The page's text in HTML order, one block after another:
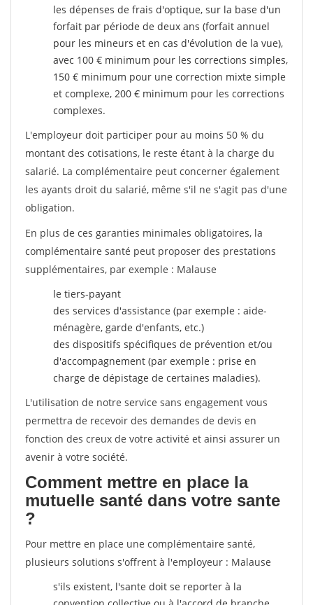
les dépenses de frais d'optique, sur la base d'un
forfait par période de deux ans (forfait annuel
pour les mineurs et en cas d'évolution de la vue),
avec 100 € minimum pour les corrections simples,
150 € minimum pour une correction mixte simple
et complexe, 200 € minimum pour les corrections
complexes.
L'employeur doit participer pour au moins 50 % du
montant des cotisations, le reste étant à la charge du
salarié. La complémentaire peut concerner également
les ayants droit du salarié, même s'il ne s'agit pas d'une
obligation.
En plus de ces garanties minimales obligatoires, la
complémentaire santé peut proposer des prestations
supplémentaires, par exemple : Malause
le tiers-payant
des services d'assistance (par exemple : aide-
ménagère, garde d'enfants, etc.)
des dispositifs spécifiques de prévention et/ou
d'accompagnement (par exemple : prise en
charge de dépistage de certaines maladies).
L'utilisation de notre service sans engagement vous
permettra de recevoir des demandes de devis en
fonction des creux de votre activité et ainsi assurer un
avenir à votre société.
Comment mettre en place la
mutuelle santé dans votre sante
?
Pour mettre en place une complémentaire santé,
plusieurs solutions s'offrent à l'employeur : Malause
s'ils existent, l'sante doit se reporter à la